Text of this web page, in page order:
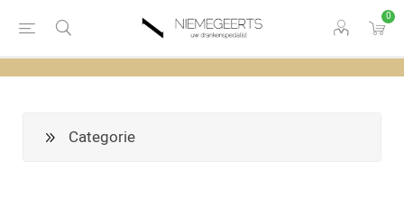
0
Categorie